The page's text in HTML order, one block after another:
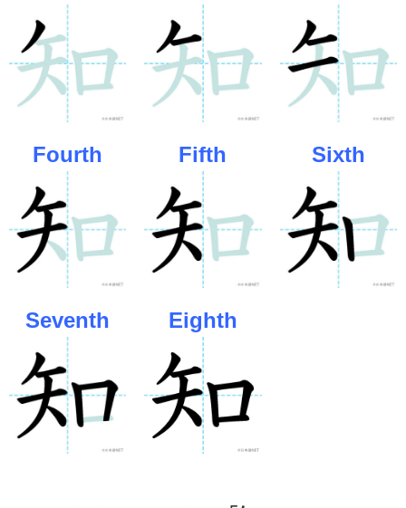
Fourth Fifth Sixth
Seventh Eighth